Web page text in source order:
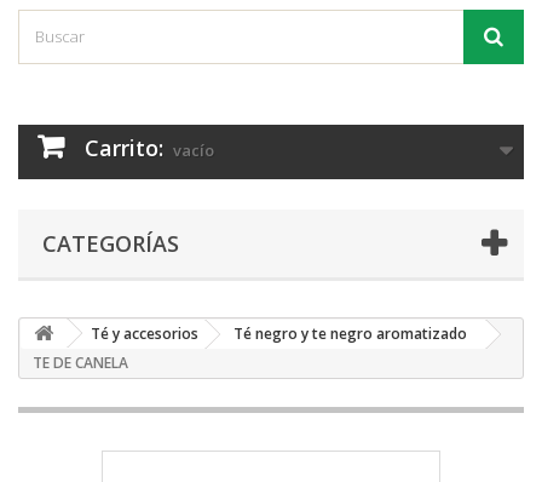
Carrito: vacío
CATEGORÍAS
Té y accesorios
Té negro y te negro aromatizado
TE DE CANELA